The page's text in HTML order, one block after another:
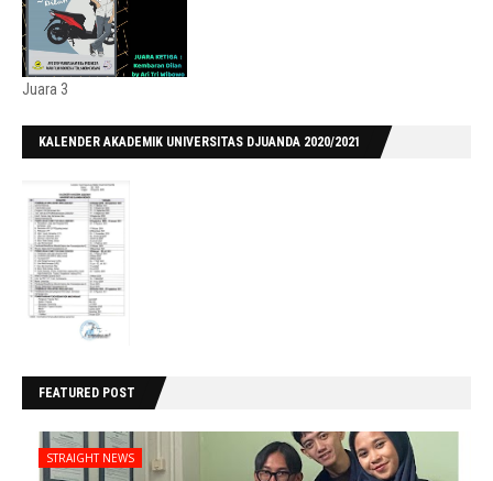
Juara 3
KALENDER AKADEMIK UNIVERSITAS DJUANDA 2020/2021
FEATURED POST
STRAIGHT NEWS